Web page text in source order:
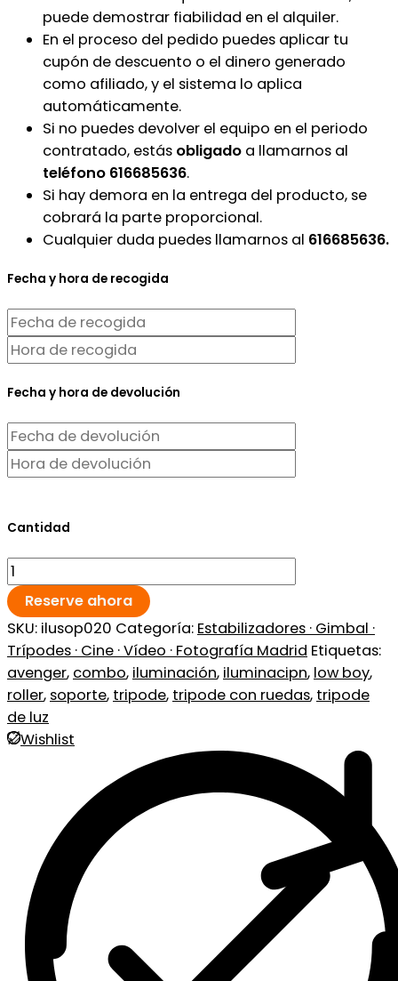
puede demostrar fiabilidad en el alquiler.
En el proceso del pedido puedes aplicar tu
cupón de descuento o el dinero generado
como afiliado, y el sistema lo aplica
automáticamente.
Si no puedes devolver el equipo en el periodo
contratado, estás obligado a llamarnos al
teléfono 616685636.
Si hay demora en la entrega del producto, se
cobrará la parte proporcional.
Cualquier duda puedes llamarnos al 616685636.
Fecha y hora de recogida
Fecha y hora de devolución
Cantidad
Reserve ahora
SKU: ilusop020 Categoría: Estabilizadores · Gimbal ·
Trípodes · Cine · Vídeo · Fotografía Madrid Etiquetas:
avenger, combo, iluminación, iluminacipn, low boy,
roller, soporte, tripode, tripode con ruedas, tripode
de luz
Wishlist